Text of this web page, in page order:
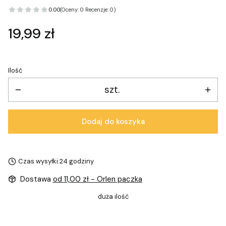
0.00(Oceny: 0 Recenzje: 0)
Cena
19,99 zł
Ilość
szt.
Dodaj do koszyka
Czas wysyłki:24 godziny
Dostawa od 11,00 zł - Orlen paczka
duża ilość